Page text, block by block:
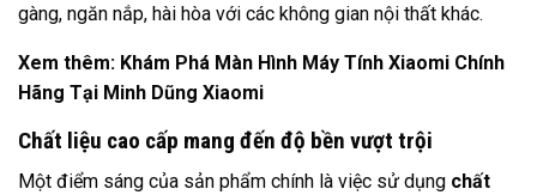
gàng, ngăn nắp, hài hòa với các không gian nội thất khác.
Xem thêm: Khám Phá Màn Hình Máy Tính Xiaomi Chính
Hãng Tại Minh Dũng Xiaomi
Chất liệu cao cấp mang đến độ bền vượt trội
Một điểm sáng của sản phẩm chính là việc sử dụng chất